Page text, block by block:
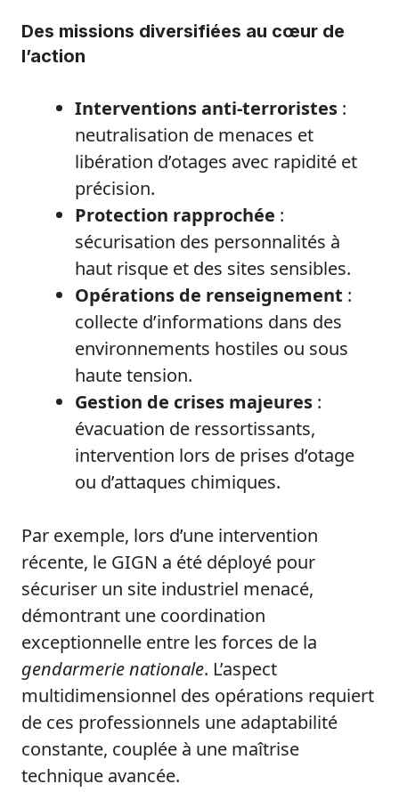
Des missions diversifiées au cœur de
l’action
Interventions anti-terroristes :
neutralisation de menaces et
libération d’otages avec rapidité et
précision.
Protection rapprochée :
sécurisation des personnalités à
haut risque et des sites sensibles.
Opérations de renseignement :
collecte d’informations dans des
environnements hostiles ou sous
haute tension.
Gestion de crises majeures :
évacuation de ressortissants,
intervention lors de prises d’otage
ou d’attaques chimiques.
Par exemple, lors d’une intervention
récente, le GIGN a été déployé pour
sécuriser un site industriel menacé,
démontrant une coordination
exceptionnelle entre les forces de la
gendarmerie nationale. L’aspect
multidimensionnel des opérations requiert
de ces professionnels une adaptabilité
constante, couplée à une maîtrise
technique avancée.